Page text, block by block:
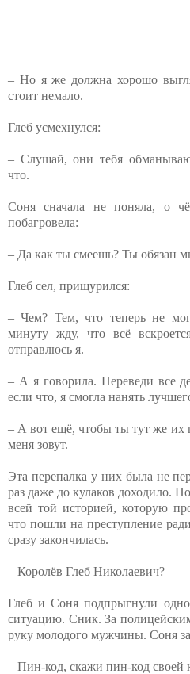
– Но я же должна хорошо
стоит немало.
Глеб усмехнулся:
– Слушай, они тебя
что.
Соня сначала не поняла, о
побагровела:
– Да как ты смеешь? Ты обязан
Глеб сел, прищурился:
– Чем? Тем, что теперь не
минуту жду, что всё
отправлюсь я.
– А я говорила. Переведи все
если что, я смогла нанять
– А вот ещё, чтобы ты тут же их
меня зовут.
Эта перепалка у них была не
раз даже до кулаков доходило.
всей той историей, которую
что пошли на преступление
сразу закончилась.
– Королёв Глеб Николаевич?
Глеб и Соня подпрыгнули
ситуацию. Сник. За
руку молодого мужчины. Соня
– Пин-код, скажи пин-код своей